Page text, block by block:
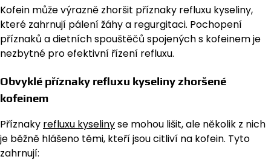
Kofein může výrazně zhoršit příznaky refluxu kyseliny,
které zahrnují pálení žáhy a regurgitaci. Pochopení
příznaků a dietních spouštěčů spojených s kofeinem je
nezbytné pro efektivní řízení refluxu.
Obvyklé příznaky refluxu kyseliny zhoršené
kofeinem
Příznaky refluxu kyselinyse mohou lišit, ale několik z nich
je běžně hlášeno těmi, kteří jsou citliví na kofein. Tyto
zahrnují: